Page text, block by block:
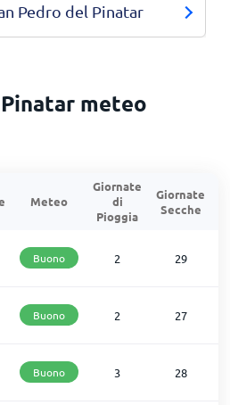
Pedro del Pinatar
meteo
Meteo
Giornate
di
Pioggia
Giornate
Secche
Buono 2 29
Buono 2 27
Buono 3 28